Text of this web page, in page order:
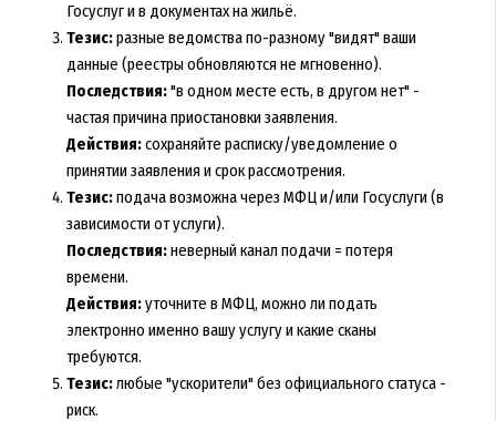
Госуслуг и в документах на жильё.
Тезис:разные ведомства по-разному "видят" ваши
данные (реестры обновляются не мгновенно).
Последствия:"в одном месте есть, в другом нет" -
частая причина приостановки заявления.
Действия:сохраняйте расписку/уведомление о
принятии заявления и срок рассмотрения.
Тезис:подача возможна через МФЦ и/или Госуслуги (в
зависимости от услуги).
Последствия:неверный канал подачи = потеря
времени.
Действия:уточните в МФЦ, можно ли подать
электронно именно вашу услугу и какие сканы
требуются.
Тезис:любые "ускорители" без официального статуса -
риск.